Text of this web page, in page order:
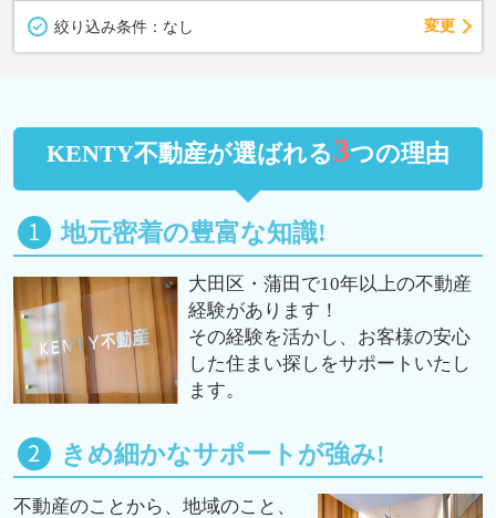
絞り込み条件： なし 変更
KENTY不動産が選ばれる3つの理由
地元密着の豊富な知識!
大田区・蒲田で10年以上の不動産
経験があります！
その経験を活かし、お客様の安心
した住まい探しをサポートいたし
ます。
きめ細かなサポートが強み!
不動産のことから、地域のこと、